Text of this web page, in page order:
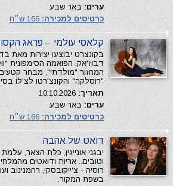
ערים: באר שבע
כרטיסים למכירה:
קלאסי עולמי – פראג
בקונצרט יבוצעו יצירות מאת
דבוז'אק: הפואמה הסימפונית
המחזור "מולדתי", מבחר
"רוסלקה" והקונצ'רטו לצ'לו בסי
תאריך:
ערים: באר שבע
כרטיסים למכירה:
דואט של אהבה
יבגני אונייגין, כלת הצאר,
וטובים.. אריות ודואטים
רוסיה - צ'ייקובסקי, רחמנינוב
בשפת המקור.